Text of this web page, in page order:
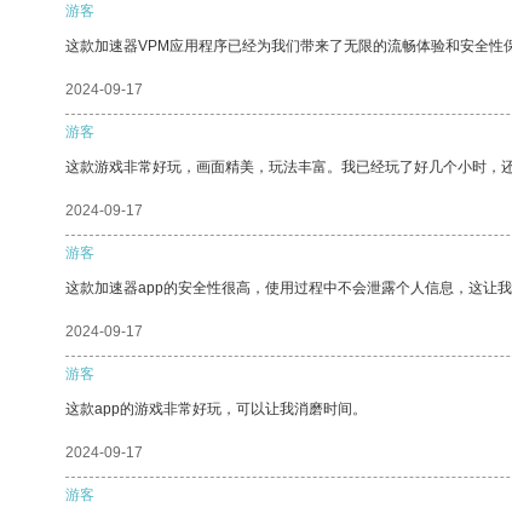
游客
这款加速器VPM应用程序已经为我们带来了无限的流畅体验和安全性
2024-09-17
游客
这款游戏非常好玩，画面精美，玩法丰富。我已经玩了好几个小时，
2024-09-17
游客
这款加速器app的安全性很高，使用过程中不会泄露个人信息，这让
2024-09-17
游客
这款app的游戏非常好玩，可以让我消磨时间。
2024-09-17
游客